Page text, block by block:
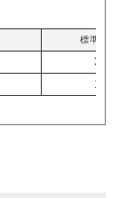
標準価